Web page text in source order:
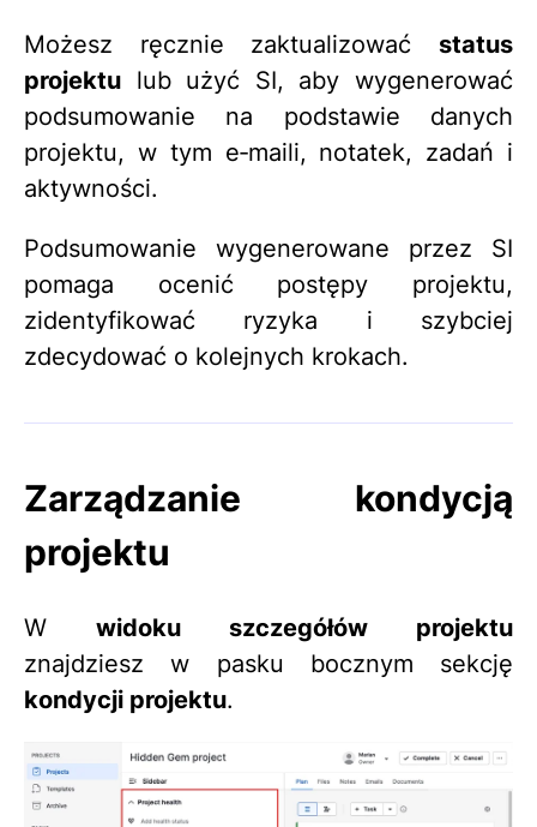
Możesz ręcznie zaktualizować status
projektu lub użyć SI, aby wygenerować
podsumowanie na podstawie danych
projektu, w tym e‑maili, notatek, zadań i
aktywności.
Podsumowanie wygenerowane przez SI
pomaga ocenić postępy projektu,
zidentyfikować ryzyka i szybciej
zdecydować o kolejnych krokach.
Zarządzanie kondycją
projektu
W widoku szczegółów projektu
znajdziesz w pasku bocznym sekcję
kondycji projektu.